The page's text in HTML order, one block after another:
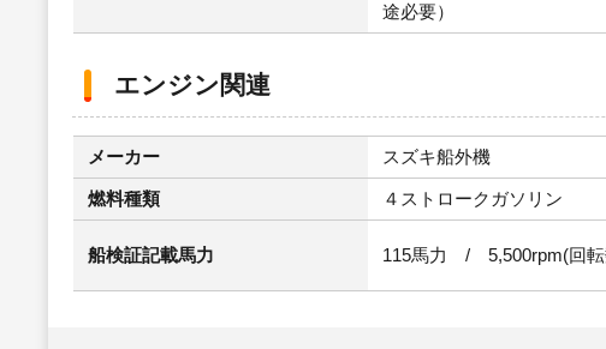
途必要）
エンジン関連
メーカー スズキ船外機
燃料種類 ４ストロークガソリン
船検証記載馬力 115馬力 / 5,500rpm(回転